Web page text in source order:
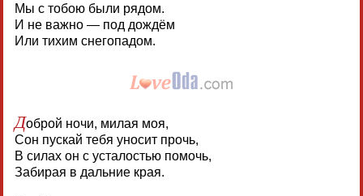
Мы с тобою были рядом.
И не важно — под дождём
Или тихим снегопадом.
Доброй ночи, милая моя,
Сон пускай тебя уносит прочь,
В силах он с усталостью помочь,
Забирая в дальние края.